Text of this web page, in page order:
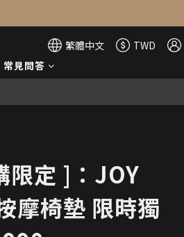
繁體中文 TWD
常見問答
限定 ]：JOY
摩椅墊 限時獨